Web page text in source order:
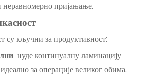
пријањање.
су кључни за продуктивност:
нуде континуалну ламинацију
за операције великог обима.